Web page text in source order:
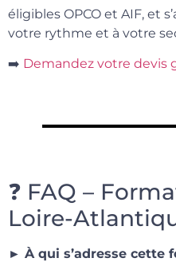
éligibles OPCO et AIF, et
votre rythme et à votre
➡️ Demandez votre devis
❓ FAQ –
Loire-
► À qui s’adresse cette